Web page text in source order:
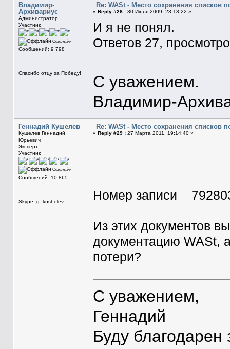
Владимир-
Архивариус
Администратор
Участник
Оффлайн
Сообщений: 9 798
Спасибо отцу за Победу!
Re: WASt - Место сохранения списков
« Reply #28 :30 Июля 2009, 23:13:22 »
И я не понял.
Ответов 27,
С уважением.
Владимир-
Геннадий Кушелев
Кушелев Геннадий
Юрьевич
Эксперт
Участник
Оффлайн
Сообщений: 10 865
Skype: g_kushelev
Re: WASt - Место сохранения списков
« Reply #29 :27 Марта 2011, 19:14:40 »
Номер записи
Из этих документов
документацию
потери?
С уважением,
Геннадий
Буду